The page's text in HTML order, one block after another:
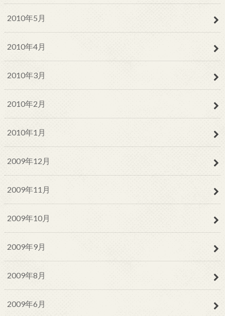
2010年5月
2010年4月
2010年3月
2010年2月
2010年1月
2009年12月
2009年11月
2009年10月
2009年9月
2009年8月
2009年6月